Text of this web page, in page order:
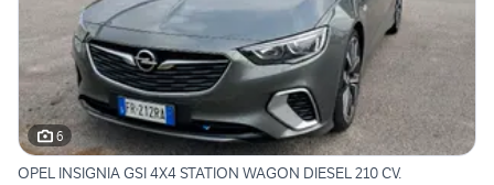
6
OPEL INSIGNIA GSI 4X4 STATION WAGON DIESEL 210 CV.